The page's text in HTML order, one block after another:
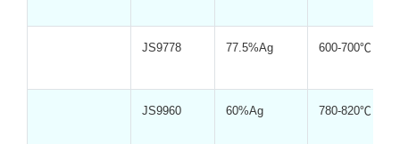
JS9778 77.5%Ag 600-700℃
JS9960 60%Ag 780-820℃